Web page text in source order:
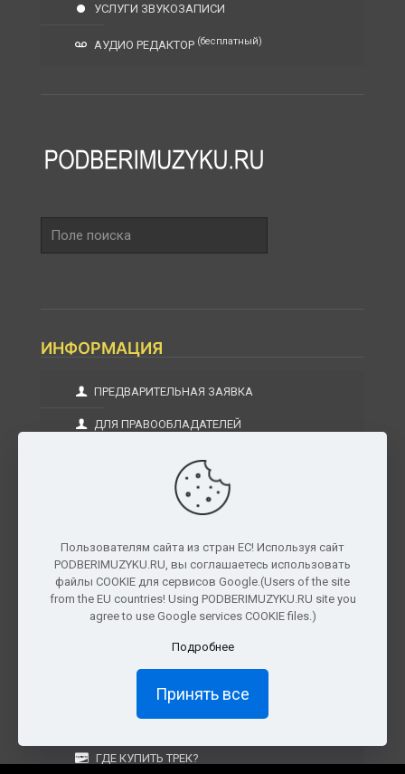
УСЛУГИ ЗВУКОЗАПИСИ
АУДИО РЕДАКТОР (бесплатный)
поиска
ИНФОРМАЦИЯ
ПРЕДВАРИТЕЛЬНАЯ ЗАЯВКА
ДЛЯ ПРАВООБЛАДАТЕЛЕЙ
ПОЛЬЗОВАТЕЛЬСКОГО СОГЛАШЕНИЯ
ПОЛИТИКА КОНФИДЕНЦИАЛЬНОСТИ
+7 925 276-01-68 info@podberimuzyku.ru
ОПЛАТА И ДОСТАВКА
ГДЕ КУПИТЬ ТРЕК?
Пользователям сайта из стран ЕС! Используя сайт
PODBERIMUZYKU.RU, вы соглашаетесь использовать
файлы COOKIE для сервисов Google.(Users of the site
from the EU countries! Using PODBERIMUZYKU.RU site you
agree to use Google services COOKIE files.)
Подробнее
Принять все